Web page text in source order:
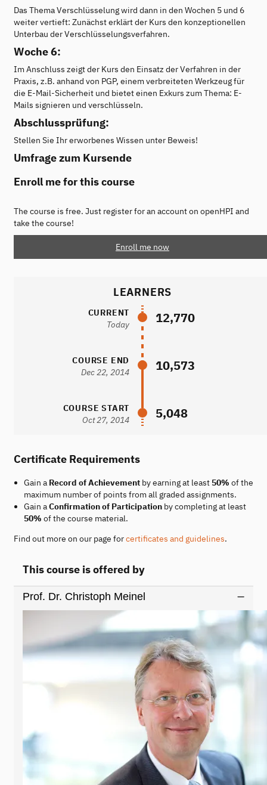
Das Thema Verschlüsselung wird dann in den Wochen 5 und 6
weiter vertieft: Zunächst erklärt der Kurs den konzeptionellen
Unterbau der Verschlüsselungsverfahren.
Woche 6:
Im Anschluss zeigt der Kurs den Einsatz der Verfahren in der
Praxis, z.B. anhand von PGP, einem verbreiteten Werkzeug für
die E-Mail-Sicherheit und bietet einen Exkurs zum Thema: E-
Mails signieren und verschlüsseln.
Abschlussprüfung:
Stellen Sie Ihr erworbenes Wissen unter Beweis!
Umfrage zum Kursende
Enroll me for this course
The course is free. Just register for an account on openHPI and
take the course!
Enroll me now
LEARNERS
CURRENT
Today
12,770
COURSE END
Dec 22, 2014
10,573
COURSE START
Oct 27, 2014
5,048
Certificate Requirements
Gain a Record of Achievementby earning at least 50% of the
maximum number of points from all graded assignments.
Gain aConfirmation of Participationby completing at least
50% of the course material.
Find out more on our page forcertificates and guidelines.
This course is offered by
Prof. Dr. Christoph Meinel